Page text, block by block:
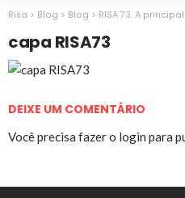
Risa > Blog > Blog > RISA 73. A principal
capa RISA73
DEIXE UM COMENTÁRIO
Você precisa fazer o login para